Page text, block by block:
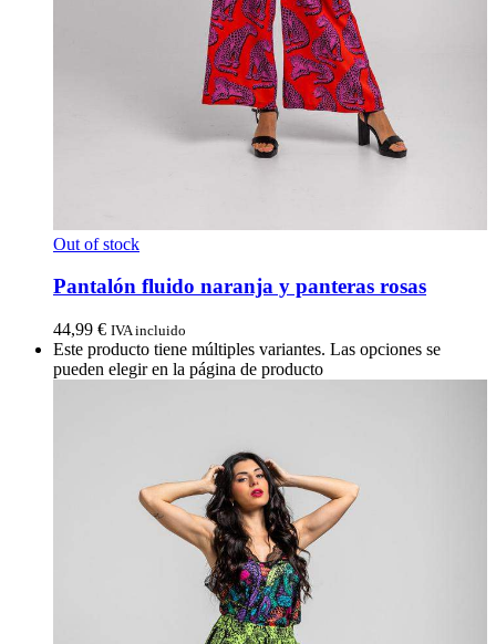
Out of stock
Pantalón fluido naranja y panteras rosas
44,99 € IVA incluido
Este producto tiene múltiples variantes. Las opciones se
pueden elegir en la página de producto